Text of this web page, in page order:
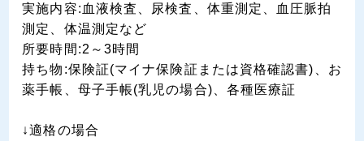
実施内容:血液検査、尿検査、体重測定、血圧脈拍
測定、体温測定など
所要時間:2～3時間
持ち物:保険証(マイナ保険証または資格確認書)、お
薬手帳、母子手帳(乳児の場合)、各種医療証
↓適格の場合